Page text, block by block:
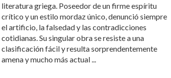
literatura griega. Poseedor de un firme espíritu
crítico y un estilo mordaz único, denunció siempre
el artificio, la falsedad y las contradicciones
cotidianas. Su singular obra se resiste a una
clasificación fácil y resulta sorprendentemente
amena y mucho más actual ...